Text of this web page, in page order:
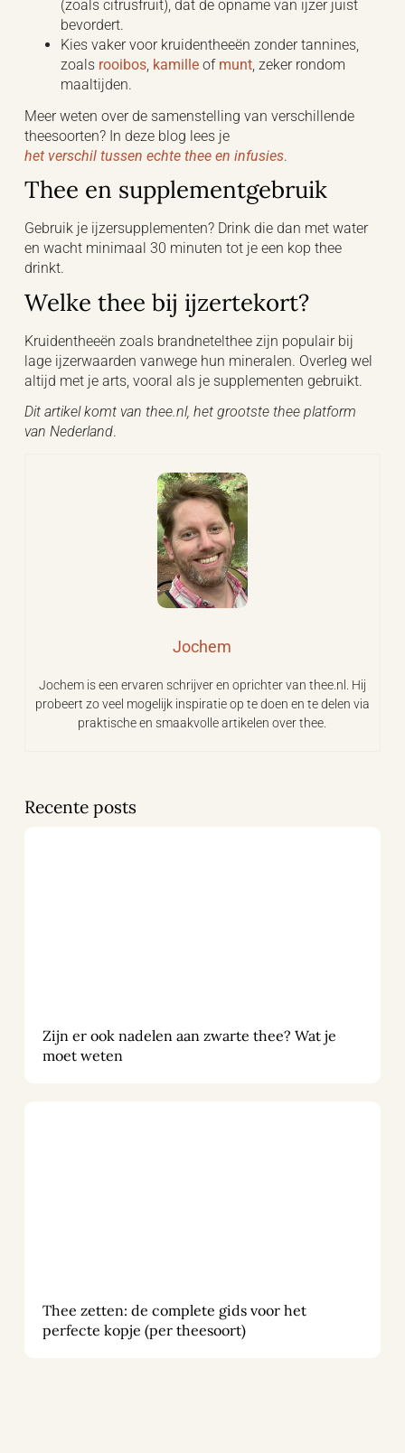
(zoals citrusfruit), dat de opname van ijzer juist
bevordert.
Kies vaker voor kruidentheeën zonder tannines,
zoals rooibos, kamilleof munt, zeker rondom
maaltijden.
Meer weten over de samenstelling van verschillende
theesoorten? In deze blog lees je
het verschil tussen echte thee en infusies.
Thee en supplementgebruik
Gebruik je ijzersupplementen? Drink die dan met water
en wacht minimaal 30 minuten tot je een kop thee
drinkt.
Welke thee bij ijzertekort?
Kruidentheeën zoals brandnetelthee zijn populair bij
lage ijzerwaarden vanwege hun mineralen. Overleg wel
altijd met je arts, vooral als je supplementen gebruikt.
Dit artikel komt van thee.nl, het grootste thee platform
van Nederland.
Jochem
Jochem is een ervaren schrijver en oprichter van thee.nl. Hij
probeert zo veel mogelijk inspiratie op te doen en te delen via
praktische en smaakvolle artikelen over thee.
Recente posts
Zijn er ook nadelen aan zwarte thee? Wat je
moet weten
Thee zetten: de complete gids voor het
perfecte kopje (per theesoort)